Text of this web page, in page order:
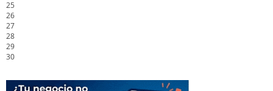
25
26
27
28
29
30